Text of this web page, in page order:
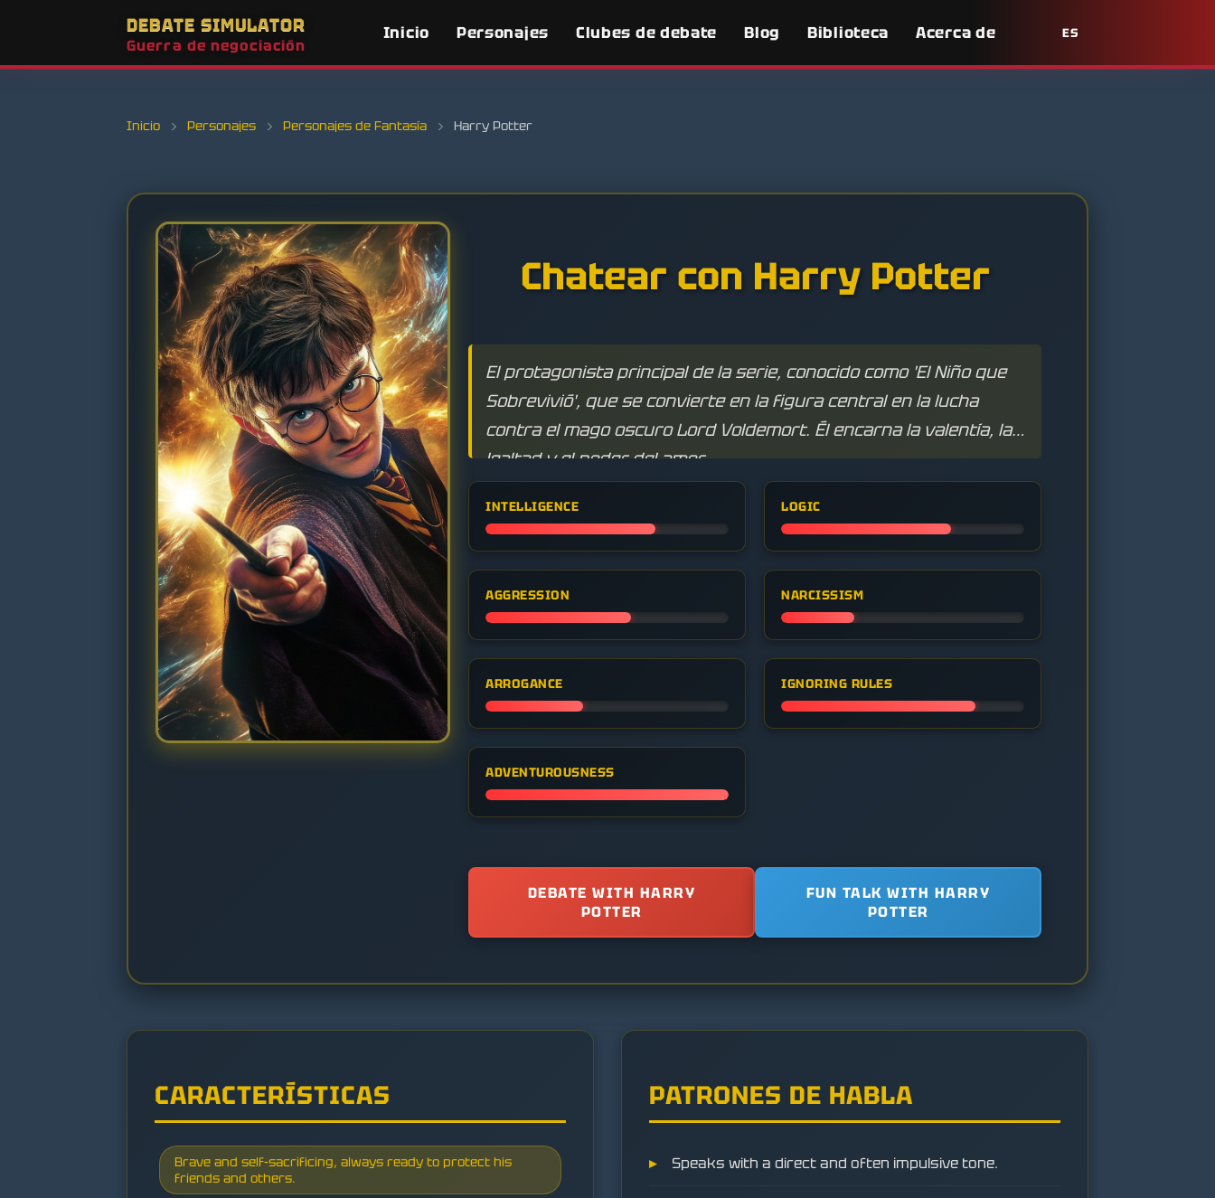
DEBATE SIMULATOR
Guerra de negociación
Inicio Personajes Clubes de debate Blog Biblioteca Acerca de ES
Inicio › Personajes › Personajes de Fantasía › Harry Potter
Chatear con Harry Potter
El protagonista principal de la serie, conocido como 'El Niño que
Sobrevivió', que se convierte en la figura central en la lucha
contra el mago oscuro Lord Voldemort. Él encarna la valentía, la
lealtad y el poder del amor.
INTELLIGENCE LOGIC
AGGRESSION NARCISSISM
ARROGANCE IGNORING RULES
ADVENTUROUSNESS
DEBATE WITH HARRY
POTTER
FUN TALK WITH HARRY
POTTER
CARACTERÍSTICAS
Brave and self-sacrificing, always ready to protect his
friends and others.
PATRONES DE HABLA
Speaks with a direct and often impulsive tone.